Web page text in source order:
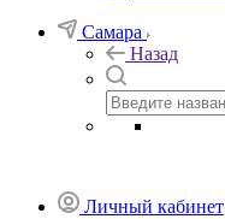
Самара
Назад
Личный кабинет